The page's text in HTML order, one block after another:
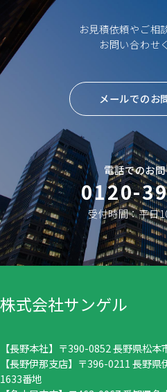
お見積依頼やご相
お問い合わせ
メールでのお
電話でのお
0120-
受付時間：平日
株式会社サンゲル
【長野本社】〒390-0852 長野県松
【長野伊那支店】〒396-0211 長野
1633番地